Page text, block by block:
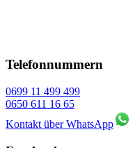
Telefonnummern
0699 11 499 499
0650 611 16 65
Kontakt über WhatsApp